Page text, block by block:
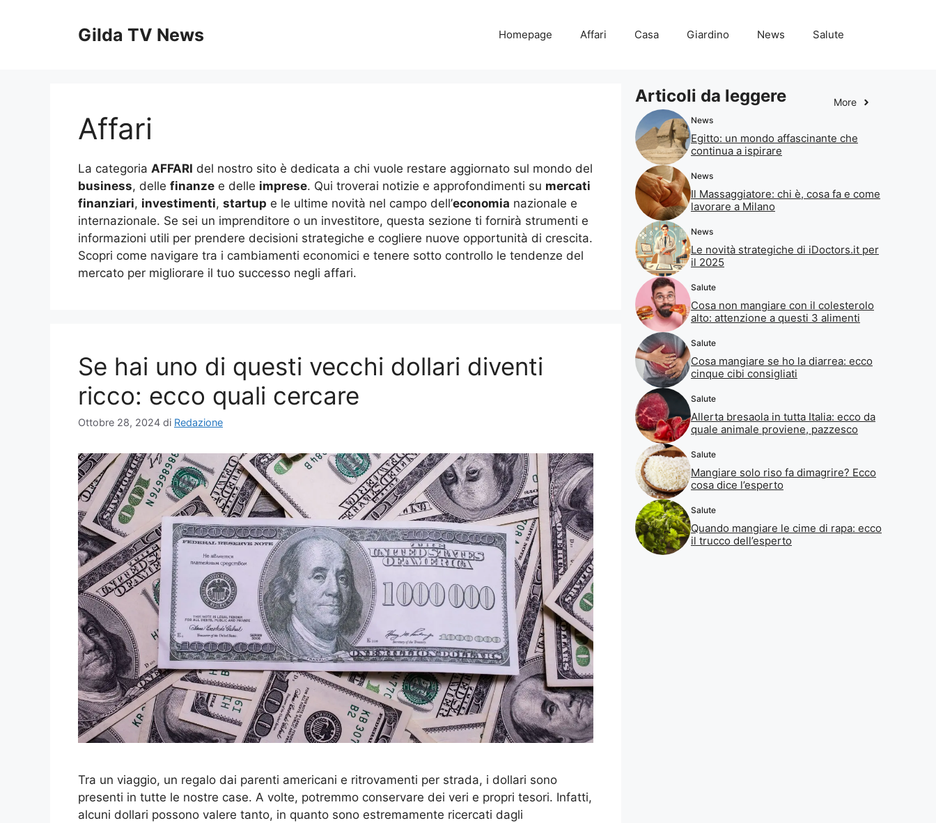
Gilda TV News Homepage Affari Casa Giardino News Salute
Affari
La categoria AFFARI del nostro sito è dedicata a chi vuole restare aggiornato sul mondo del
business, delle finanze e delle imprese. Qui troverai notizie e approfondimenti su mercati
finanziari, investimenti, startup e le ultime novità nel campo dell’economia nazionale e
internazionale. Se sei un imprenditore o un investitore, questa sezione ti fornirà strumenti e
informazioni utili per prendere decisioni strategiche e cogliere nuove opportunità di crescita.
Scopri come navigare tra i cambiamenti economici e tenere sotto controllo le tendenze del
mercato per migliorare il tuo successo negli affari.
Se hai uno di questi vecchi dollari diventi
ricco: ecco quali cercare
Ottobre 28, 2024 di Redazione
Tra un viaggio, un regalo dai parenti americani e ritrovamenti per strada, i dollari sono
presenti in tutte le nostre case. A volte, potremmo conservare dei veri e propri tesori. Infatti,
alcuni dollari possono valere tanto, in quanto sono estremamente ricercati dagli
Articoli da leggere More
News
Egitto: un mondo affascinante che
continua a ispirare
News
Il Massaggiatore: chi è, cosa fa e come
lavorare a Milano
News
Le novità strategiche di iDoctors.it per
il 2025
Salute
Cosa non mangiare con il colesterolo
alto: attenzione a questi 3 alimenti
Salute
Cosa mangiare se ho la diarrea: ecco
cinque cibi consigliati
Salute
Allerta bresaola in tutta Italia: ecco da
quale animale proviene, pazzesco
Salute
Mangiare solo riso fa dimagrire? Ecco
cosa dice l’esperto
Salute
Quando mangiare le cime di rapa: ecco
il trucco dell’esperto